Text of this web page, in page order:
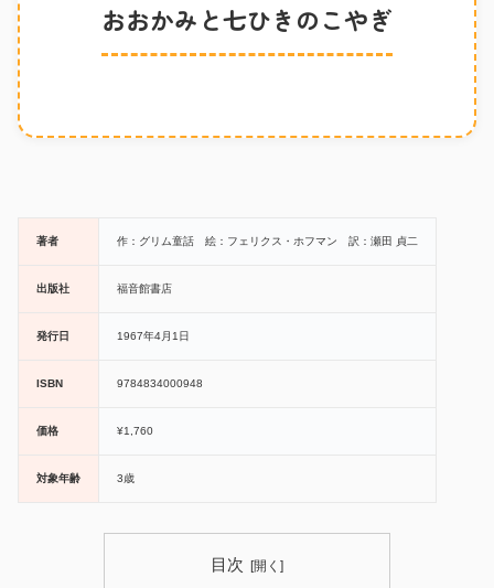
おおかみと七ひきのこやぎ
著者 作：グリム童話 絵：フェリクス・ホフマン 訳：瀬田 貞二
出版社 福音館書店
発行日 1967年4月1日
ISBN 9784834000948
価格 ¥1,760
対象年齢 3歳
目次